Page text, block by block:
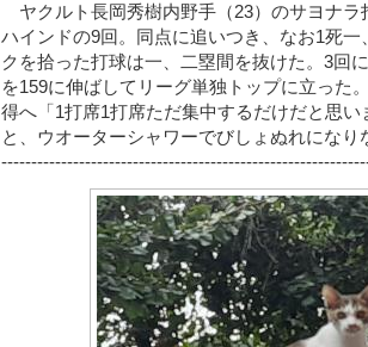
ヤクルト長岡秀樹内野手（23）のサヨナラ
ハインドの9回。同点に追いつき、なお1死
クを拾った打球は一、二塁間を抜けた。3回
を159に伸ばしてリーグ単独トップに立った
得へ「1打席1打席ただ集中するだけだと思
と、ウオーターシャワーでびしょぬれにな